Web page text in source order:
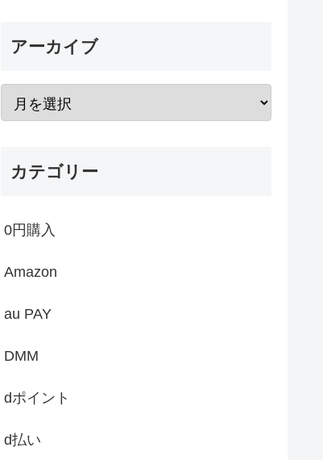
アーカイブ
カテゴリー
0円購入
Amazon
au PAY
DMM
dポイント
d払い